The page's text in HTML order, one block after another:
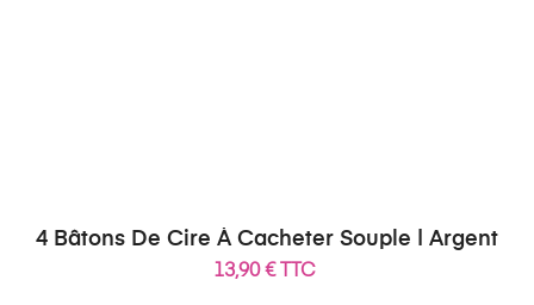
4 Bâtons De Cire À Cacheter Souple | Argent
13,90 € TTC